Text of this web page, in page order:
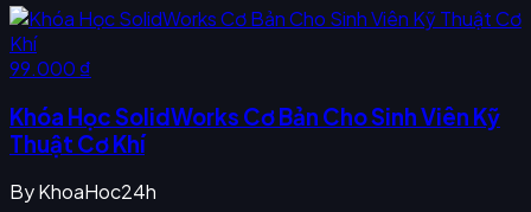
99.000 ₫
Khóa Học SolidWorks Cơ Bản Cho Sinh Viên Kỹ
Thuật Cơ Khí
ByKhoaHoc24h